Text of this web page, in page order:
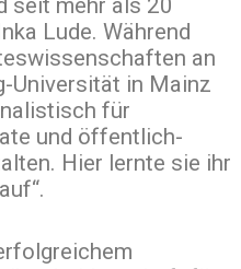
seit mehr als 20
Lude. Während
an
Universität in Mainz
für
und öffentlich-
Hier lernte sie ihr